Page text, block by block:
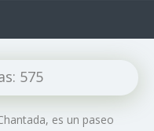
575
es un paseo